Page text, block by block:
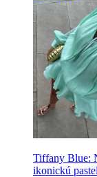
Tiffany Blue:
ikonickú